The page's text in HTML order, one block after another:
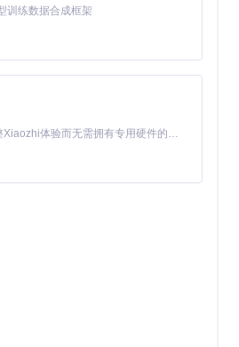
训练数据合成框架
基于Python的Xiaozhi AI，适用于想要完整Xiaozhi体验而无需拥有专用硬件的用户。